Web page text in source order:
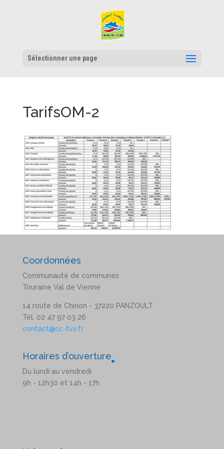
Sélectionner une page
TarifsOM-2
Coordonnées
Communauté de communes
Touraine Val de Vienne
14 route de Chinon - 37220 PANZOULT
Tél. 02 47 97 03 26
contact@cc-tvv.fr
Horaires d’ouverture
Du lundi au vendredi
9h - 12h30 et 14h - 17h